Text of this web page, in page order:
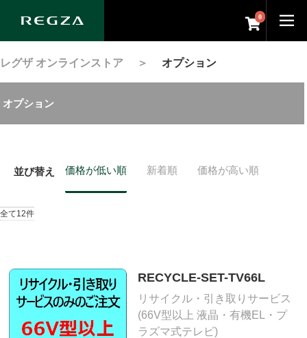
0
レグザ オンラインストア ＞ オプション
オプション
並び替え 価格が低い順 新着順 価格が高い順
全て12件
RECYCLE-SET-TV66L
リサイクル・引き取りサービス
(66V型以上 液晶・有機EL・プ
ラズマ式テレビ)